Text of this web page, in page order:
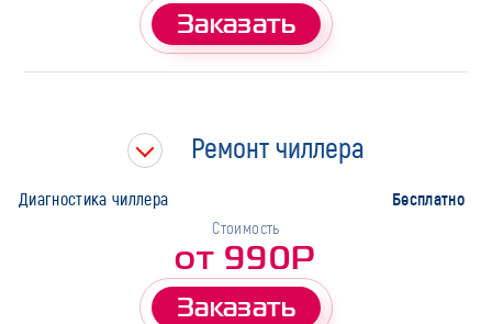
Заказать
Ремонт чиллера
Диагностика чиллера Бесплатно
Стоимость
от 990Р
Заказать